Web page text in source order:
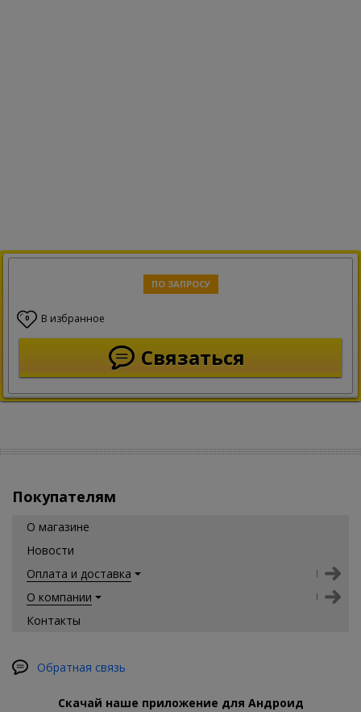
ПО ЗАПРОСУ
0 В избранное
Связаться
Покупателям
О магазине
Новости
Оплата и доставка
О компании
Контакты
Обратная связь
Скачай наше приложение для Андроид